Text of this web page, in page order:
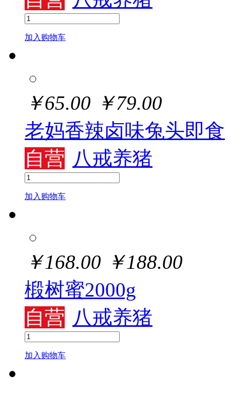
加入购物车
￥65.00 ￥79.00
老妈香辣卤味兔头即食
自营 八戒养猪
加入购物车
￥168.00 ￥188.00
椴树蜜2000g
自营 八戒养猪
加入购物车